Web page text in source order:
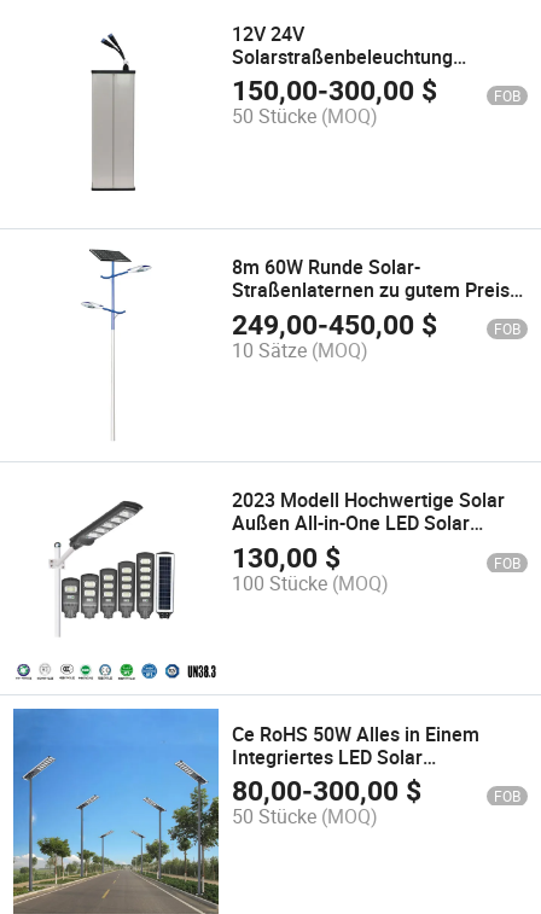
12V 24V
Solarstraßenbeleuchtung
LiFePO4 Lithiumbatterie
150,00-300,00 $ FOB
50 Stücke (MOQ)
8m 60W Runde Solar-
Straßenlaternen zu gutem Preis
und bester Qualität
249,00-450,00 $ FOB
10 Sätze (MOQ)
2023 Modell Hochwertige Solar
Außen All-in-One LED Solar
Straßenbeleuchtung
130,00 $ FOB
100 Stücke (MOQ)
Ce RoHS 50W Alles in Einem
Integriertes LED Solar
Straßenlicht für Garten
öffentliche Beleuchtung
80,00-300,00 $ FOB
50 Stücke (MOQ)